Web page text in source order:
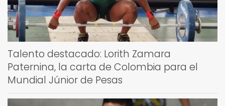
Talento destacado: Lorith Zamara
Paternina, la carta de Colombia para el
Mundial Júnior de Pesas